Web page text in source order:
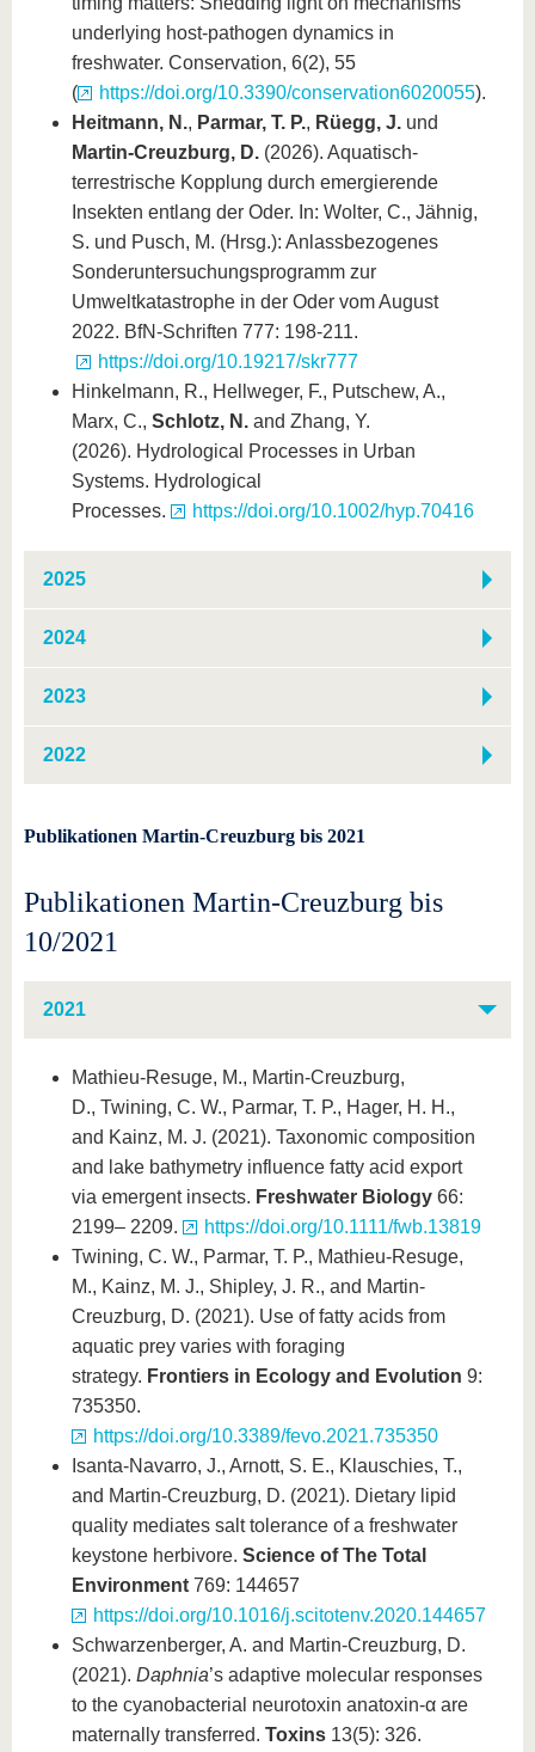
underlying host-pathogen dynamics in
freshwater. Conservation, 6(2), 55
(
https://doi.org/10.3390/conservation6020055).
Heitmann, N., Parmar, T. P., Rüegg, J. und
Martin-Creuzburg, D. (2026). Aquatisch-
terrestrische Kopplung durch emergierende
Insekten entlang der Oder. In: Wolter, C., Jähnig,
S. und Pusch, M. (Hrsg.): Anlassbezogenes
Sonderuntersuchungsprogramm zur
Umweltkatastrophe in der Oder vom August
2022. BfN-Schriften 777: 198-211.
https://doi.org/10.19217/skr777
Hinkelmann, R., Hellweger, F., Putschew, A.,
Marx, C., Schlotz, N. and Zhang, Y.
(2026). Hydrological Processes in Urban
Systems. Hydrological
Processes.
https://doi.org/10.1002/hyp.70416
2025
2024
2023
2022
Publikationen Martin-Creuzburg bis 2021
Publikationen Martin-Creuzburg bis
10/2021
2021
Mathieu-Resuge, M., Martin-Creuzburg,
D., Twining, C. W., Parmar, T. P., Hager, H. H.,
and Kainz, M. J. (2021). Taxonomic composition
and lake bathymetry influence fatty acid export
via emergent insects. Freshwater Biology 66:
2199– 2209.
https://doi.org/10.1111/fwb.13819
Twining, C. W., Parmar, T. P., Mathieu-Resuge,
M., Kainz, M. J., Shipley, J. R., and Martin-
Creuzburg, D. (2021). Use of fatty acids from
aquatic prey varies with foraging
strategy. Frontiers in Ecology and Evolution 9:
735350.
https://doi.org/10.3389/fevo.2021.735350
Isanta-Navarro, J., Arnott, S. E., Klauschies, T.,
and Martin-Creuzburg, D. (2021). Dietary lipid
quality mediates salt tolerance of a freshwater
keystone herbivore. Science of The Total
Environment 769: 144657
https://doi.org/10.1016/j.scitotenv.2020.144657
Schwarzenberger, A. and Martin-Creuzburg, D.
(2021). Daphnia’s adaptive molecular responses
to the cyanobacterial neurotoxin anatoxin-α are
maternally transferred. Toxins 13(5): 326.